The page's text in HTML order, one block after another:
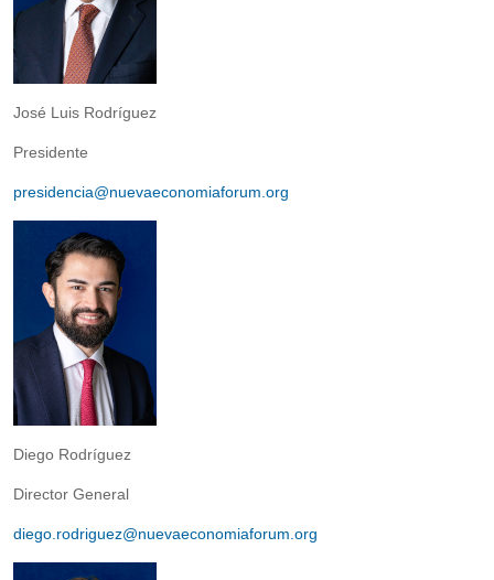
José Luis Rodríguez
Presidente
presidencia@nuevaeconomiaforum.org
Diego Rodríguez
Director General
diego.rodriguez@nuevaeconomiaforum.org